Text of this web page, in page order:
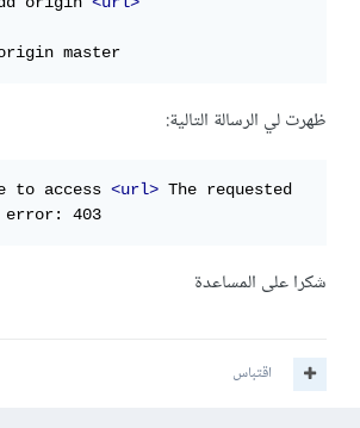
master
ظهرت لي الرسالة التالية:
to access <url> The requested
error: 403
شكرا على المساعدة
اقتباس